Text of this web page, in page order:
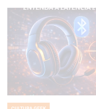
CULTURA GEEK
Fone Bluetooth em Jogos
Descubra as Causas e Veja
Console